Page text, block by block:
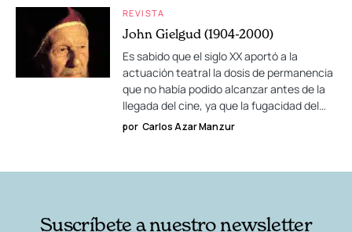
REVISTA
John Gielgud (1904-2000)
Es sabido que el siglo XX aportó a la
actuación teatral la dosis de permanencia
que no había podido alcanzar antes de la
llegada del cine, ya que la fugacidad del…
por Carlos Azar Manzur
Suscríbete a nuestro newsletter